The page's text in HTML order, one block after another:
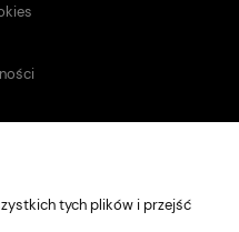
tych plików i przejść